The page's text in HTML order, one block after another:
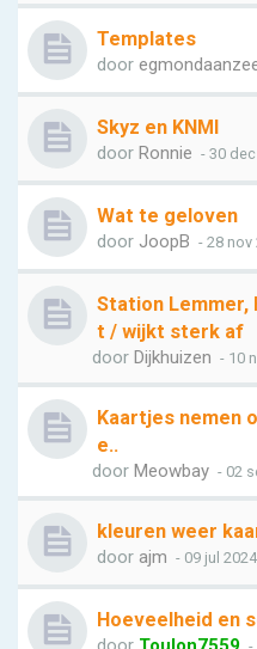
Templates
door
Skyz en KNMI
door Ronnie - 30
Wat te geloven
door JoopB - 28 nov
Station Lemmer,
t / wijkt sterk af
door Dijkhuizen - 10
Kaartjes nemen
e..
door Meowbay - 02
kleuren weer
door ajm - 09 jul
Hoeveelheid en